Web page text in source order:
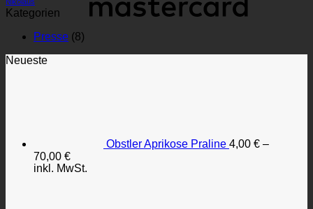
Nikolaus
Kategorien
Presse (8)
Neueste
Obstler Aprikose Praline 4,00 € –
70,00 €
inkl. MwSt.